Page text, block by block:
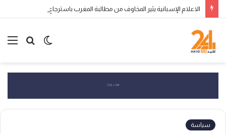
بحث
الوضع
سياسة